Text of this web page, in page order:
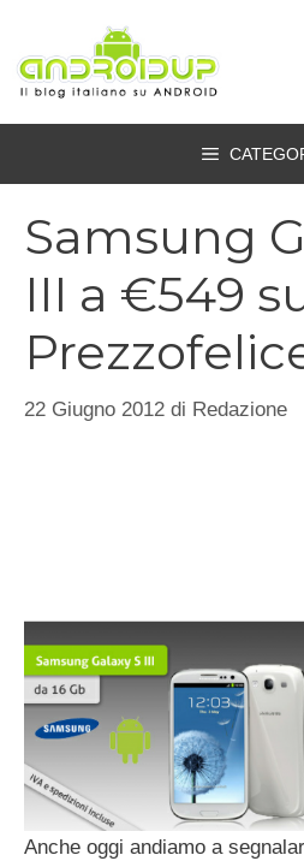
contenuto
Samsung
III a €549
22 Giugno 2012 di Redazione
Anche oggi andiamo a